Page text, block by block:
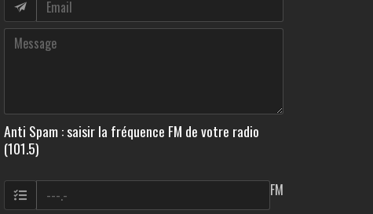
Anti Spam : saisir la fréquence FM de votre radio
(101.5)
FM